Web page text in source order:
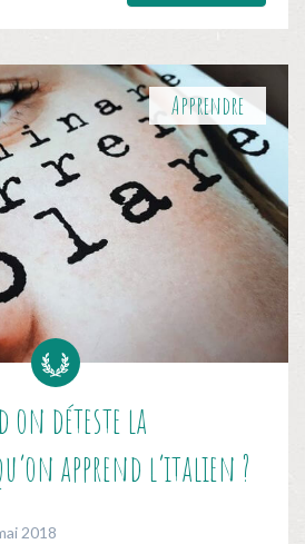
Apprendre
on déteste la
apprend l’italien ?
2018